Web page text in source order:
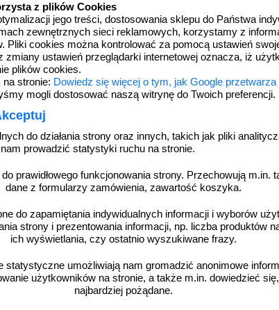
z plików Cookies
jego treści, dostosowania sklepu do Państwa
zewnętrznych sieci reklamowych, korzystamy z
cookies można kontrolować za pomocą ustawień
ustawień przeglądarki internetowej oznacza, iż
plików cookies.
stronie: Dowiedz się więcej o tym, jak Google przetwarza
mogli dostosować naszą witrynę do Twoich preferencji.
do działania strony oraz innych, takich jak pliki
prowadzić statystyki ruchu na stronie.
prawidłowego funkcjonowania strony. Przechowują m.in.
dane z formularzy zamówienia, zawartość koszyka.
do zapamiętania indywidualnych informacji i wyborów
strony i prezentowania informacji, np. liczba produktów
ich wyświetlania, czy ostatnio wyszukiwane frazy.
statystyczne umożliwiają nam gromadzić anonimowe
użytkowników na stronie, a także m.in. dowiedzieć
najbardziej pożądane.
RA105
Zanim wyjdziesz umyj ręce - znak informacyjny -
RA105
od 3,23 zł
2,63 zł netto
RB018
Zanim